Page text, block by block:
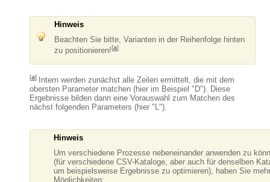
Hinweis
Beachten Sie bitte, Varianten in der Reihenfolge hinten
zu positionieren![a]
[a]
Intern werden zunächst alle Zeilen ermittelt, die mit dem
obersten Parameter matchen (hier im Beispiel "D"). Diese
Ergebnisse bilden dann eine Vorauswahl zum Matchen des
nächst folgenden Parameters (hier "L").
Hinweis
Um verschiedene Prozesse nebeneinander anwenden zu
(für verschiedene CSV-Kataloge, aber auch für denselben
um beispielsweise Ergebnisse zu optimieren), haben Sie
Möglichkeiten: